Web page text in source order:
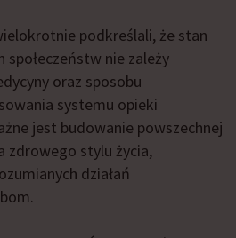
podkreślali, że stan
społeczeństw nie zależy
oraz sposobu
systemu opieki
jest budowanie powszechnej
zdrowego stylu życia,
działań